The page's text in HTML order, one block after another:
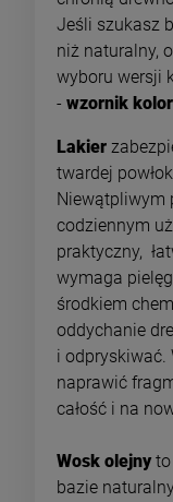
Jeśli szukasz
niż naturalny,
wyboru wersji
- wzornik
Lakier
twardej
Niewątpliwym
codziennym
praktyczny,
wymaga
środkiem
oddychanie
i odpryskiwać.
naprawić
całość i na
Wosk olejny
bazie